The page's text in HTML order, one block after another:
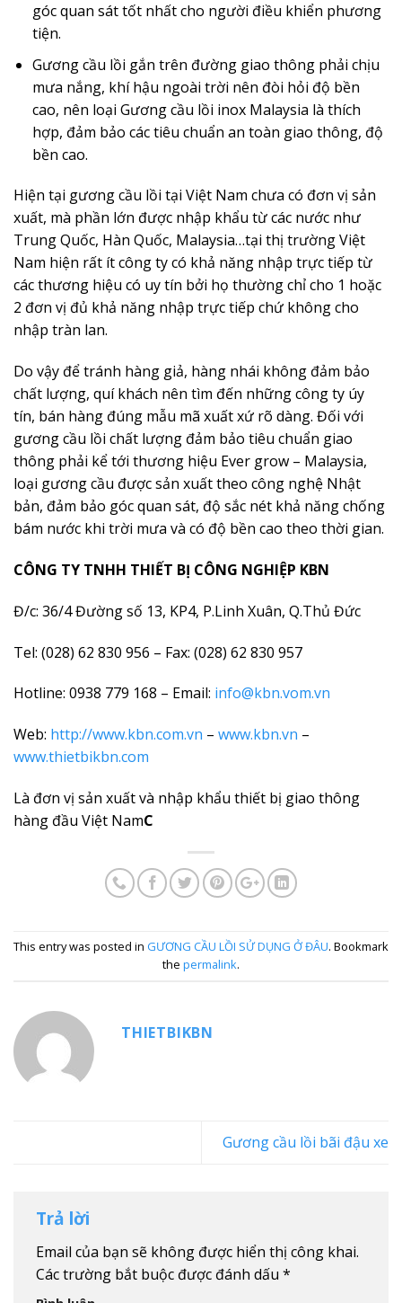
góc quan sát tốt nhất cho người điều khiển phương
tiện.
Gương cầu lồi gắn trên đường giao thông phải chịu
mưa nắng, khí hậu ngoài trời nên đòi hỏi độ bền
cao, nên loại Gương cầu lồi inox Malaysia là thích
hợp, đảm bảo các tiêu chuẩn an toàn giao thông, độ
bền cao.
Hiện tại gương cầu lồi tại Việt Nam chưa có đơn vị sản
xuất, mà phần lớn được nhập khẩu từ các nước như
Trung Quốc, Hàn Quốc, Malaysia…tại thị trường Việt
Nam hiện rất ít công ty có khả năng nhập trực tiếp từ
các thương hiệu có uy tín bởi họ thường chỉ cho 1 hoặc
2 đơn vị đủ khả năng nhập trực tiếp chứ không cho
nhập tràn lan.
Do vậy để tránh hàng giả, hàng nhái không đảm bảo
chất lượng, quí khách nên tìm đến những công ty úy
tín, bán hàng đúng mẫu mã xuất xứ rõ dàng. Đối với
gương cầu lồi chất lượng đảm bảo tiêu chuẩn giao
thông phải kể tới thương hiệu Ever grow – Malaysia,
loại gương cầu được sản xuất theo công nghệ Nhật
bản, đảm bảo góc quan sát, độ sắc nét khả năng chống
bám nước khi trời mưa và có độ bền cao theo thời gian.
CÔNG TY TNHH THIẾT BỊ CÔNG NGHIỆP KBN
Đ/c: 36/4 Đường số 13, KP4, P.Linh Xuân, Q.Thủ Đức
Tel: (028) 62 830 956 – Fax: (028) 62 830 957
Hotline: 0938 779 168 – Email: info@kbn.vom.vn
Web: http://www.kbn.com.vn – www.kbn.vn –
www.thietbikbn.com
Là đơn vị sản xuất và nhập khẩu thiết bị giao thông
hàng đầu Việt NamC
This entry was posted in GƯƠNG CẦU LỒI SỬ DỤNG Ở ĐÂU. Bookmark
the permalink.
THIETBIKBN
Gương cầu lồi bãi đậu xe
Trả lời
Email của bạn sẽ không được hiển thị công khai.
Các trường bắt buộc được đánh dấu *